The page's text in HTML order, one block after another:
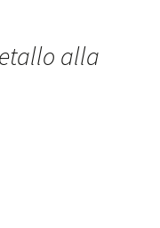
alla